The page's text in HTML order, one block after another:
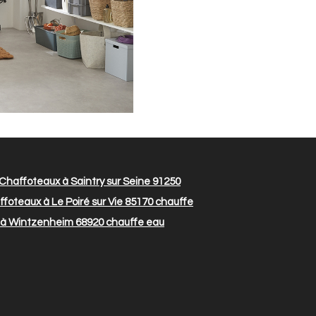
à Saintry sur Seine 91250
à Le Poiré sur Vie 85170chauffe
Wintzenheim 68920chauffe eau